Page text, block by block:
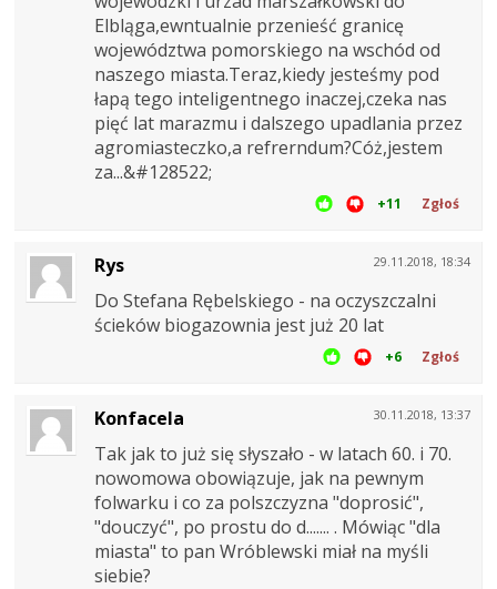
Elbląga,ewntualnie przenieść granicę
województwa pomorskiego na wschód od
naszego miasta.Teraz,kiedy jesteśmy pod
łapą tego inteligentnego inaczej,czeka nas
pięć lat marazmu i dalszego upadlania przez
agromiasteczko,a refrerndum?Cóż,jestem
za...&#128522;
+11 Zgłoś
29.11.2018, 18:34
Rys
Do Stefana Rębelskiego - na oczyszczalni
ścieków biogazownia jest już 20 lat
+6 Zgłoś
30.11.2018, 13:37
Konfacela
Tak jak to już się słyszało - w latach 60. i 70.
nowomowa obowiązuje, jak na pewnym
folwarku i co za polszczyzna "doprosić",
"douczyć", po prostu do d....... . Mówiąc "dla
miasta" to pan Wróblewski miał na myśli
siebie?